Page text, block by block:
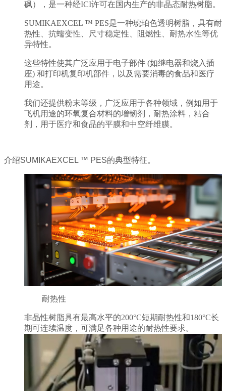
砜），是一种经ICI许可在国内生产的非晶态耐热树脂。
SUMIKAEXCEL ™ PES是一种琥珀色透明树脂，具有耐
热性、抗蠕变性、尺寸稳定性、阻燃性、耐热水性等优
异特性。
这些特性使其广泛应用于电子部件 (如继电器和烧入插
座) 和打印机复印机部件，以及需要消毒的食品和医疗
用途。
我们还提供粉末等级，广泛应用于各种领域，例如用于
飞机用途的环氧复合材料的增韧剂，耐热涂料，粘合
剂，用于医疗和食品的平膜和中空纤维膜。
介绍SUMIKAEXCEL ™ PES的典型特征。
耐热性
非晶性树脂具有最高水平的200°C短期耐热性和180°C长
期可连续温度，可满足各种用途的耐热性要求。